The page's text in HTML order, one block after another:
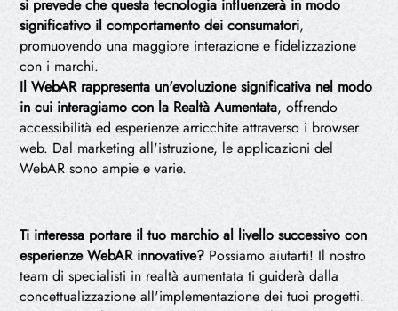
si prevede che questa tecnologia influenzerà in modo
significativo il comportamento dei consumatori,
promuovendo una maggiore interazione e fidelizzazione
con i marchi.
Il WebAR rappresenta un'evoluzione significativa nel modo
in cui interagiamo con la Realtà Aumentata, offrendo
accessibilità ed esperienze arricchite attraverso i browser
web. Dal marketing all'istruzione, le applicazioni del
WebAR sono ampie e varie.
Ti interessa portare il tuo marchio al livello successivo con
esperienze WebAR innovative? Possiamo aiutarti! Il nostro
team di specialisti in realtà aumentata ti guiderà dalla
concettualizzazione all'implementazione dei tuoi progetti.